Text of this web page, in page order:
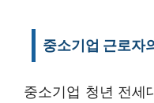
중소기업 근로자
중소기업 청년 전세